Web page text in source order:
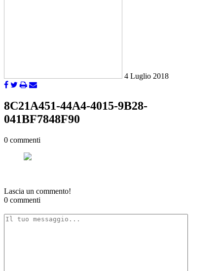
4 Luglio 2018
8C21A451-44A4-4015-9B28-
041BF7848F90
0 commenti
Lascia un commento!
0 commenti